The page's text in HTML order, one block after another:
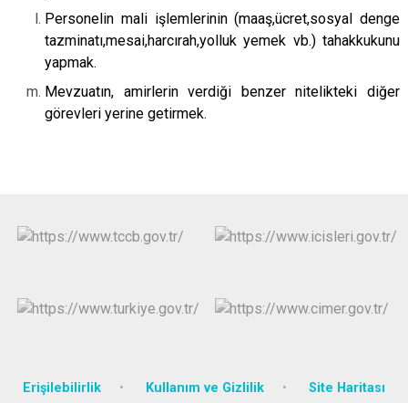
Personelin mali işlemlerinin (maaş,ücret,sosyal denge
tazminatı,mesai,harcırah,yolluk yemek vb.) tahakkukunu
yapmak.
Mevzuatın, amirlerin verdiği benzer nitelikteki diğer
görevleri yerine getirmek.
Erişilebilirlik Kullanım ve Gizlilik Site Haritası